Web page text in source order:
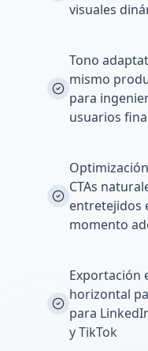
visuales
Tono
mismo
para
usuarios
CTAs
entretejidos
momento
Exportación
horizontal
para
y TikTok